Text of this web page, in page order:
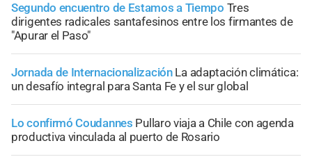
Segundo encuentro de Estamos a Tiempo Tres
dirigentes radicales santafesinos entre los firmantes de
"Apurar el Paso"
Jornada de Internacionalización La adaptación climática:
un desafío integral para Santa Fe y el sur global
Lo confirmó Coudannes Pullaro viaja a Chile con agenda
productiva vinculada al puerto de Rosario